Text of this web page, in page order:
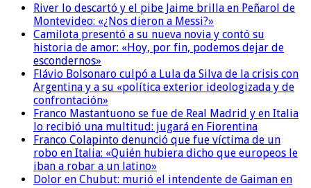
River lo descartó y el pibe Jaime brilla en Peñarol de
Montevideo: «¿Nos dieron a Messi?»
Camilota presentó a su nueva novia y contó su
historia de amor: «Hoy, por fin, podemos dejar de
escondernos»
Flávio Bolsonaro culpó a Lula da Silva de la crisis con
Argentina y a su «política exterior ideologizada y de
confrontación»
Franco Mastantuono se fue de Real Madrid y en Italia
lo recibió una multitud: jugará en Fiorentina
Franco Colapinto denunció que fue víctima de un
robo en Italia: «Quién hubiera dicho que europeos le
iban a robar a un latino»
Dolor en Chubut: murió el intendente de Gaiman en